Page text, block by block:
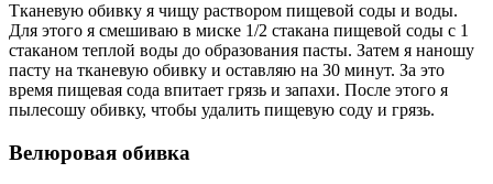
Тканевую обивку я чищу раствором пищевой соды и воды.
Для этого я смешиваю в миске 1/2 стакана пищевой соды с 1
стаканом теплой воды до образования пасты. Затем я наношу
пасту на тканевую обивку и оставляю на 30 минут. За это
время пищевая сода впитает грязь и запахи. После этого я
пылесошу обивку, чтобы удалить пищевую соду и грязь.
Велюровая обивка